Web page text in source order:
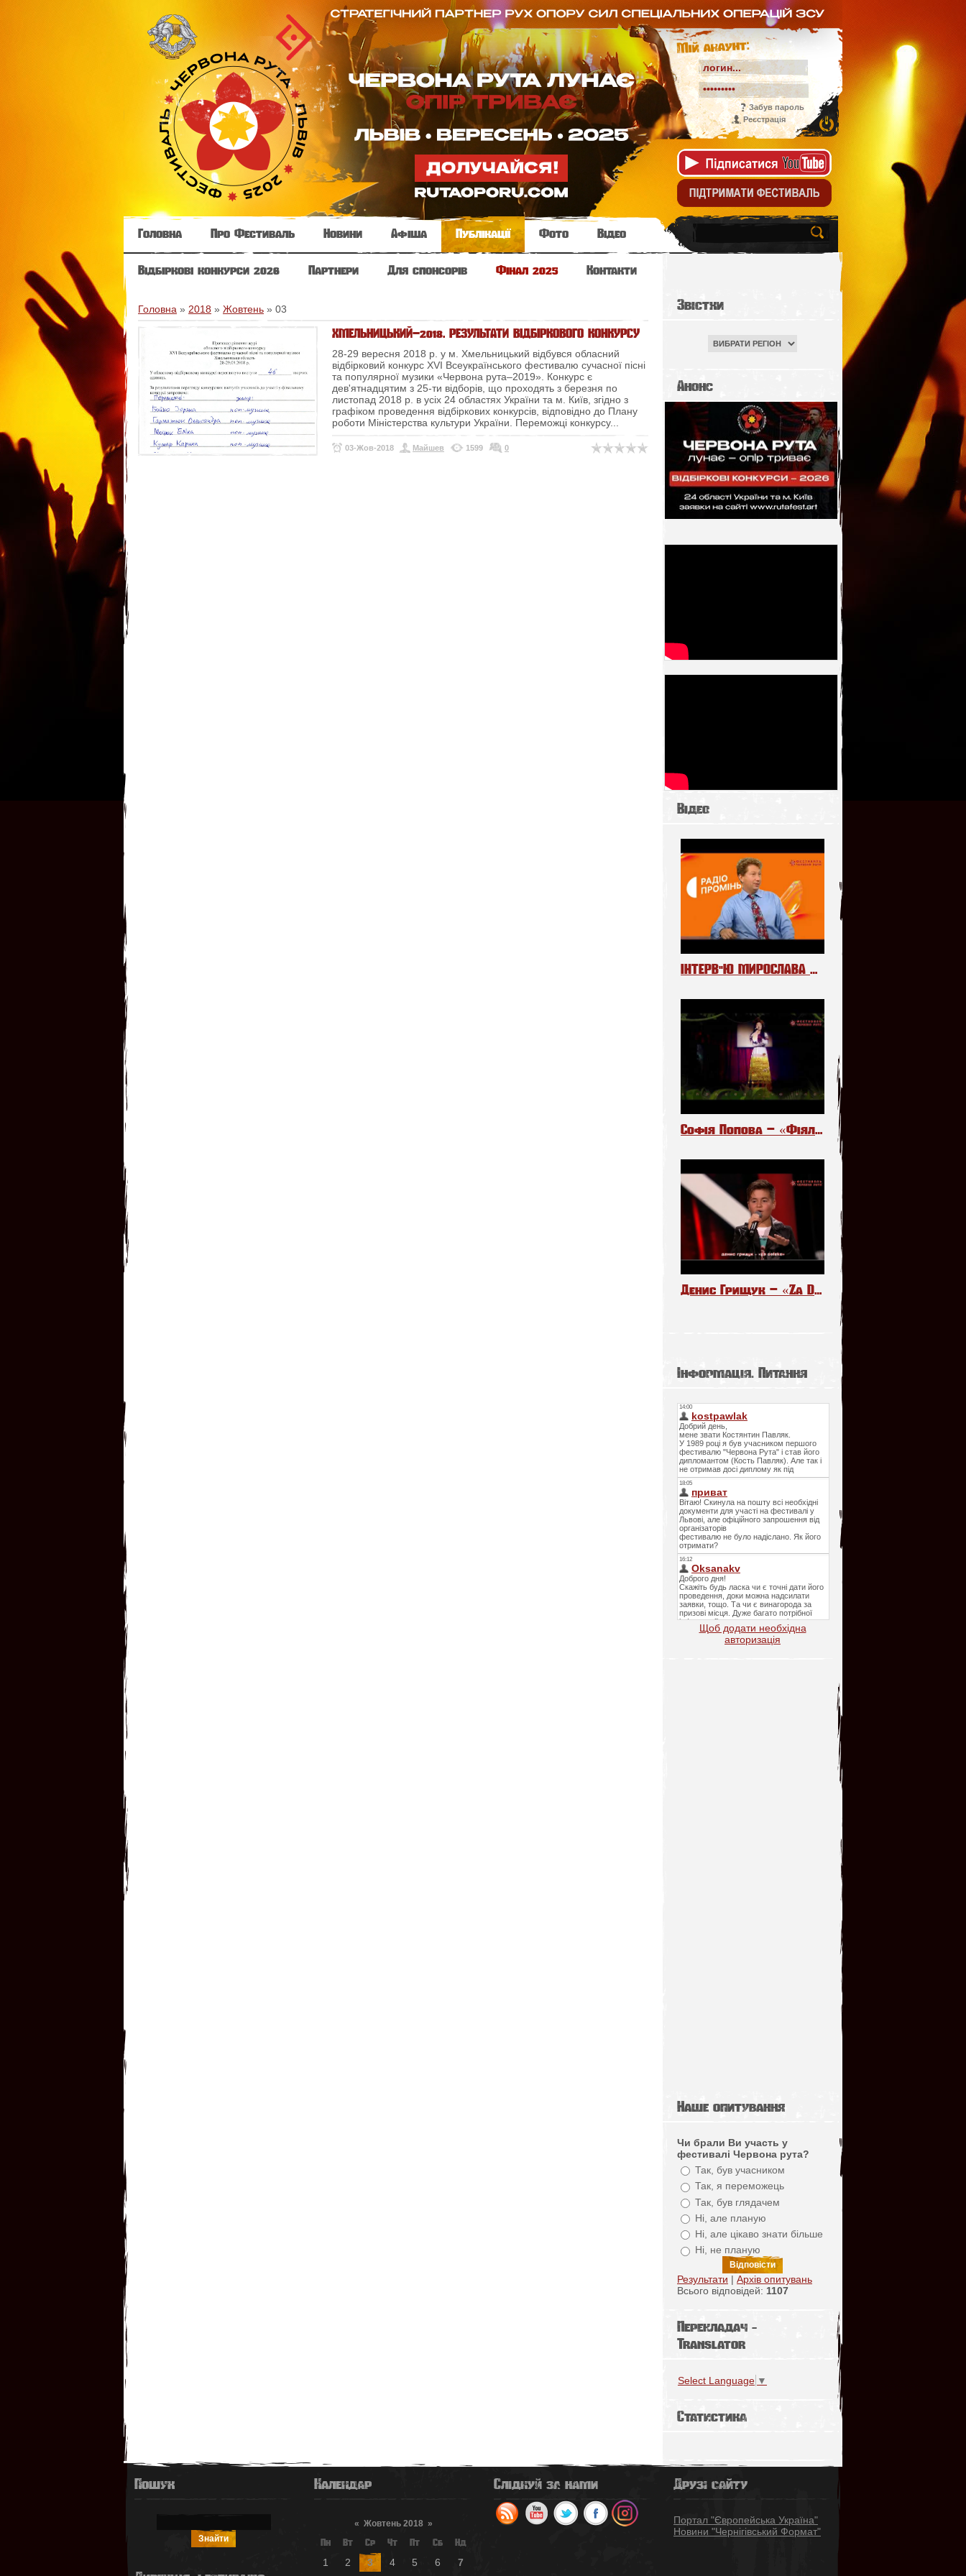
Мій акаунт:
Забув пароль
Реєстрація
Головна Про Фестиваль Новини Афіша Публікації Фото Відео
Відбіркові конкурси 2026 Партнери Для спонсорів Фінал 2025 Контакти
Головна » 2018 » Жовтень » 03
ХМЕЛЬНИЦЬКИЙ–2018. РЕЗУЛЬТАТИ ВІДБІРКОВОГО КОНКУРСУ
28-29 вересня 2018 р. у м. Хмельницький відбувся обласний
відбірковий конкурс ХVІ Всеукраїнського фестивалю сучасної пісні
та популярної музики «Червона рута–2019». Конкурс є
дев'ятнадцятим з 25-ти відборів, що проходять з березня по
листопад 2018 р. в усіх 24 областях України та м. Київ, згідно з
графіком проведення відбіркових конкурсів, відповідно до Плану
роботи Міністерства культури України. Переможці конкурсу...
03-Жов-2018 Майшев 1599 0
Звістки
Анонс
Відео
ІНТЕРВ"Ю МИРОСЛАВА МЕЛЬНИКА НА РАДІО «ПРОМІНЬ»
Софія Попова – «Фіялочки»
Денис Грищук – «Za Daleko». The Voice Kids Poland 6
Інформація. Питання
Щоб додати необхідна
авторизація
Наше опитування
Чи брали Ви участь у
фестивалі Червона рута?
Так, був учасником
Так, я переможець
Так, був глядачем
Ні, але планую
Ні, але цікаво знати більше
Ні, не планую
Результати | Архів опитувань
Всього відповідей: 1107
Перекладач -
Translator
Select Language ▼
Статистика
Пошук Календар
« Жовтень 2018 »
Пн Вт Ср Чт Пт Сб Нд
1 2 3 4 5 6 7
Слідкуй за нами Друзі сайту
Портал "Європейська Україна"
Новини "Чернігівський Формат"